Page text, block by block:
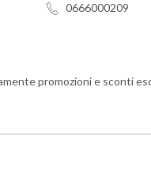
0666000209
promozioni e sconti